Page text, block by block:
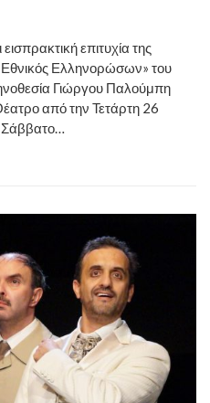
επιτυχία της
Ελληνορώσων» του
Γιώργου Παλούμπη
από την Τετάρτη 26
Σάββατο…